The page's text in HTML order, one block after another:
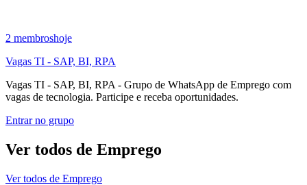
2 membroshoje
Vagas TI - SAP, BI, RPA
Vagas TI - SAP, BI, RPA - Grupo de WhatsApp de Emprego com
vagas de tecnologia. Participe e receba oportunidades.
Entrar no grupo
Ver todos de Emprego
Ver todos de Emprego